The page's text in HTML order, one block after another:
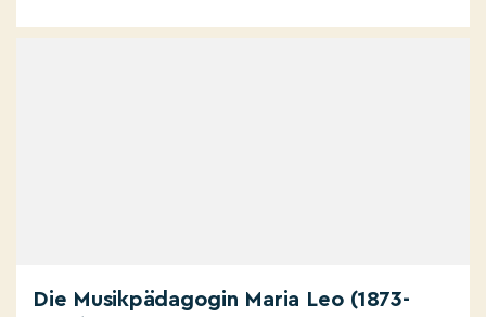
Die Musikpädagogin Maria Leo (1873-